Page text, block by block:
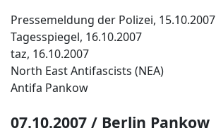
Pressemeldung der Polizei, 15.10.2007
Tagesspiegel, 16.10.2007
taz, 16.10.2007
North East Antifascists (NEA)
Antifa Pankow
07.10.2007 / Berlin Pankow